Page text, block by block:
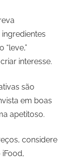
interesse.
são
em boas
apetitoso.
considere